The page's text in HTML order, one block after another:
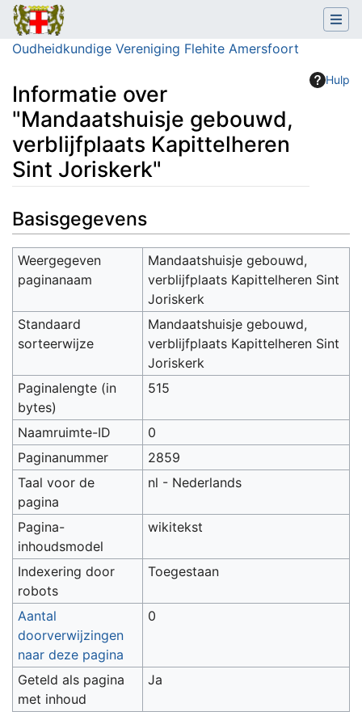
Oudheidkundige Vereniging Flehite Amersfoort
Hulp
Informatie over
"Mandaatshuisje gebouwd,
verblijfplaats Kapittelheren
Sint Joriskerk"
Ga naar:
Basisgegevens
Weergegeven
paginanaam
Mandaatshuisje gebouwd,
verblijfplaats Kapittelheren Sint
Joriskerk
Standaard
sorteerwijze
Mandaatshuisje gebouwd,
verblijfplaats Kapittelheren Sint
Joriskerk
Paginalengte (in
bytes)
515
Naamruimte-ID
0
Paginanummer
2859
Taal voor de
pagina
nl - Nederlands
Pagina-
inhoudsmodel
wikitekst
Indexering door
robots
Toegestaan
Aantal
doorverwijzingen
naar deze pagina
0
Geteld als pagina
met inhoud
Ja